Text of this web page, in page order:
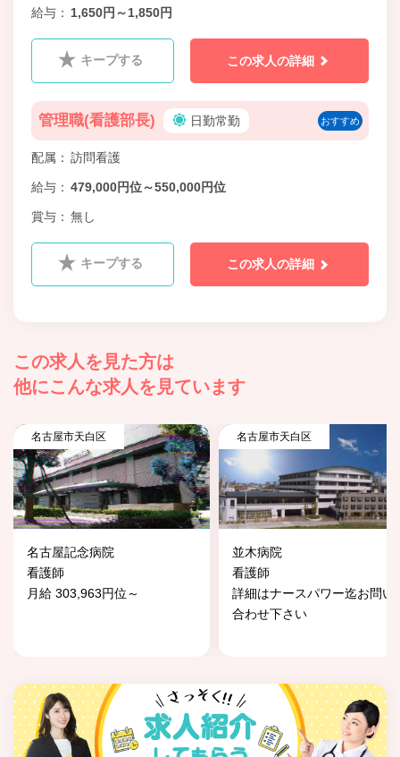
給与 1,650円～1,850円
キープする この求人の詳細
管理職(看護部長) 日勤常勤 おすすめ
配属 訪問看護
給与 479,000円位～550,000円位
賞与 無し
キープする この求人の詳細
この求人を見た方は
他にこんな求人を見ています
名古屋市天白区
名古屋記念病院
看護師
月給 303,963円位～
名古屋市天白区
並木病院
看護師
詳細はナースパワー迄お問い
合わせ下さい